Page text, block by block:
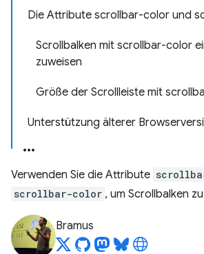
Die Attribute scrollbar-color und
Scrollbalken mit scrollbar-color
zuweisen
Größe der Scrollleiste mit
Unterstützung älterer
Verwenden Sie die Attribute
scrollbar-color , um Scrollbalken
Bramus